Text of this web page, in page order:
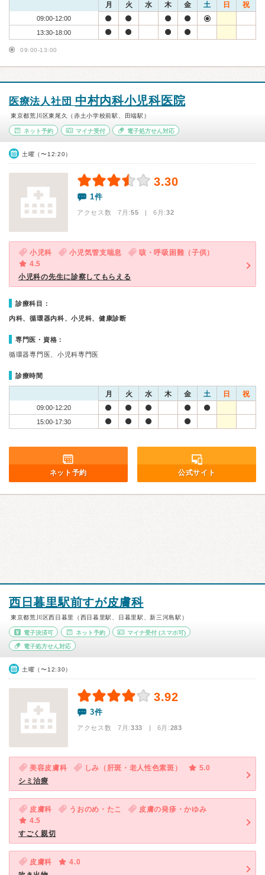
月 火 水 木 金 土 日 祝
09:00-12:00
13:30-18:00
09:00-13:00
医療法人社団 中村内科小児科医院
東京都荒川区東尾久（赤土小学校前駅、田端駅）
ネット予約 マイナ受付 電子処方せん対応
土曜（〜12:20）
3.30
1件
アクセス数 7月:55 | 6月:32
小児科 小児気管支喘息
咳・呼吸困難（子供）
4.5
小児科の先生に診察してもらえる
診療科目：
内科、循環器内科、小児科、健康診断
専門医・資格：
循環器専門医、小児科専門医
診療時間
月 火 水 木 金 土 日 祝
09:00-12:20
15:00-17:30
ネット予約 公式サイト
西日暮里駅前すが皮膚科
東京都荒川区西日暮里（西日暮里駅、日暮里駅、新三河島駅）
電子決済可 ネット予約 マイナ受付 (スマホ可)
電子処方せん対応
土曜（〜12:30）
3.92
3件
アクセス数 7月:333 | 6月:283
美容皮膚科 しみ（肝斑・老人性色素斑）
5.0
シミ治療
皮膚科 うおのめ・たこ
皮膚の発疹・かゆみ
4.5
すごく親切
皮膚科
4.0